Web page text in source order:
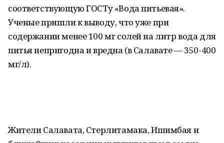
соответствующую ГОСТу «Вода питьевая».
Ученые пришли к выводу, что уже при
содержании менее 100 мг солей на литр вода для
питья непригодна и вредна (в Салавате — 350-400
мг/л).
Жители Салавата, Стерлитамака, Ишимбая и